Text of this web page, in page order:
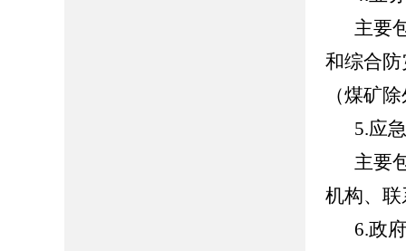
主要
和综合
（煤矿
5.应
主要
机构、
6.政